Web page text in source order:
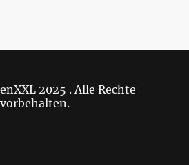
2025 . Alle Rechte
vorbehalten.